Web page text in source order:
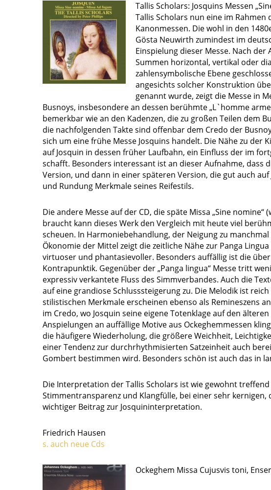
Tallis Scholars: Josquins Messen
Tallis Scholars nun eine im
Kanonmessen. Die wohl in den
Gösta Neuwirth zumindest im
Einspielung dieser Messe. Nach
Summen horizontal, vertikal oder
zahlensymbolische Ebene
angesichts solcher Konstruktion
genannt wurde, zeigt die Messe in
Busnoys, insbesondere an dessen berühmte „L`homme
bemerkbar wie an den Kadenzen, die zu großen Teilen dem
die nachfolgenden Takte sind offenbar dem Credo der
sich um eine frühe Messe Josquins handelt. Die Nähe zu
auf Josquin in dessen früher Laufbahn, ein Einfluss der im
schafft. Besonders interessant ist an dieser Aufnahme, dass
Version, und dann in einer späteren Version, die gut auch
und Rundung Merkmale seines Reifestils.
Die andere Messe auf der CD, die späte Missa „Sine
braucht kann dieses Werk den Vergleich mit heute viel
scheuen. In Harmoniebehandlung, der Neigung zu
Ökonomie der Mittel zeigt die zeitliche Nähe zur Panga
virtuoser und phantasievoller. Besonders auffällig ist die
Kontrapunktik. Gegenüber der „Panga lingua“ Messe tritt
expressiv verkantete Fluss des Simmverbandes. Auch die
auf eine grandiose Schlusssteigerung zu. Die Melodik ist
stilistischen Merkmale erscheinen ebenso als Remineszens
im Credo, wo Josquin seine eigene Totenklage auf den
Anspielungen an auffällige Motive aus Ockeghemmessen
die häufigere Wiederholung, die größere Weichheit,
einer Tendenz zur durchrhythmisierten Satzeinheit auch
Gombert bestimmen wird. Besonders schön ist auch das in
Die Interpretation der Tallis Scholars ist wie gewohnt
Stimmentransparenz und Klangfülle, bei einer sehr
wichtiger Beitrag zur Josquininterpretation.
Friedrich Hausen
s. auch neue Cds
Ockeghem Missa Cujusvis toni,